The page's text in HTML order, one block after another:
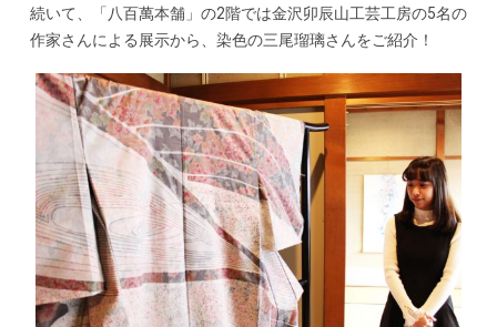
続いて、「八百萬本舗」の2階では金沢卯辰山工芸工房の5名の
作家さんによる展示から、染色の三尾瑠璃さんをご紹介！